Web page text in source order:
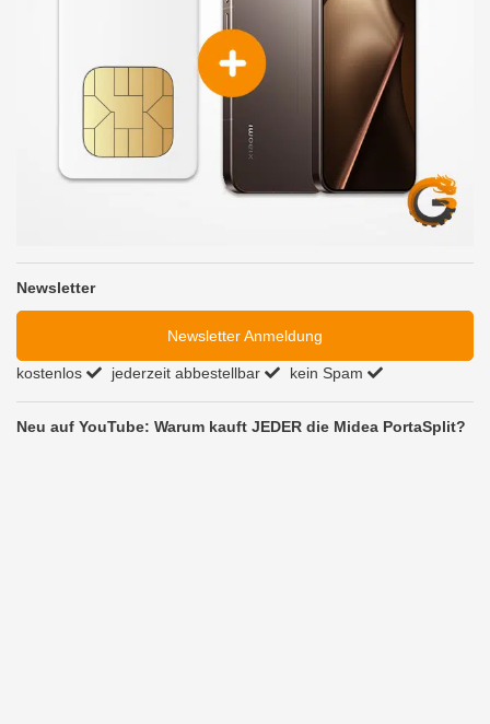
Newsletter
Newsletter Anmeldung
kostenlos jederzeit abbestellbar kein Spam
Neu auf YouTube: Warum kauft JEDER die Midea PortaSplit?